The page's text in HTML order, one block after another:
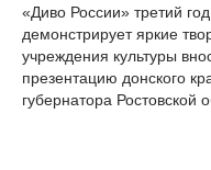
«Диво России» третий
демонстрирует яркие
учреждения культуры
презентацию донского
губернатора Ростовской